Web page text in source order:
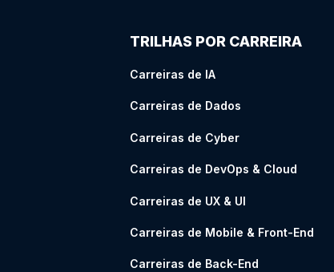
TRILHAS POR CARREIRA
Carreiras de IA
Carreiras de Dados
Carreiras de Cyber
Carreiras de DevOps & Cloud
Carreiras de UX & UI
Carreiras de Mobile & Front-End
Carreiras de Back-End